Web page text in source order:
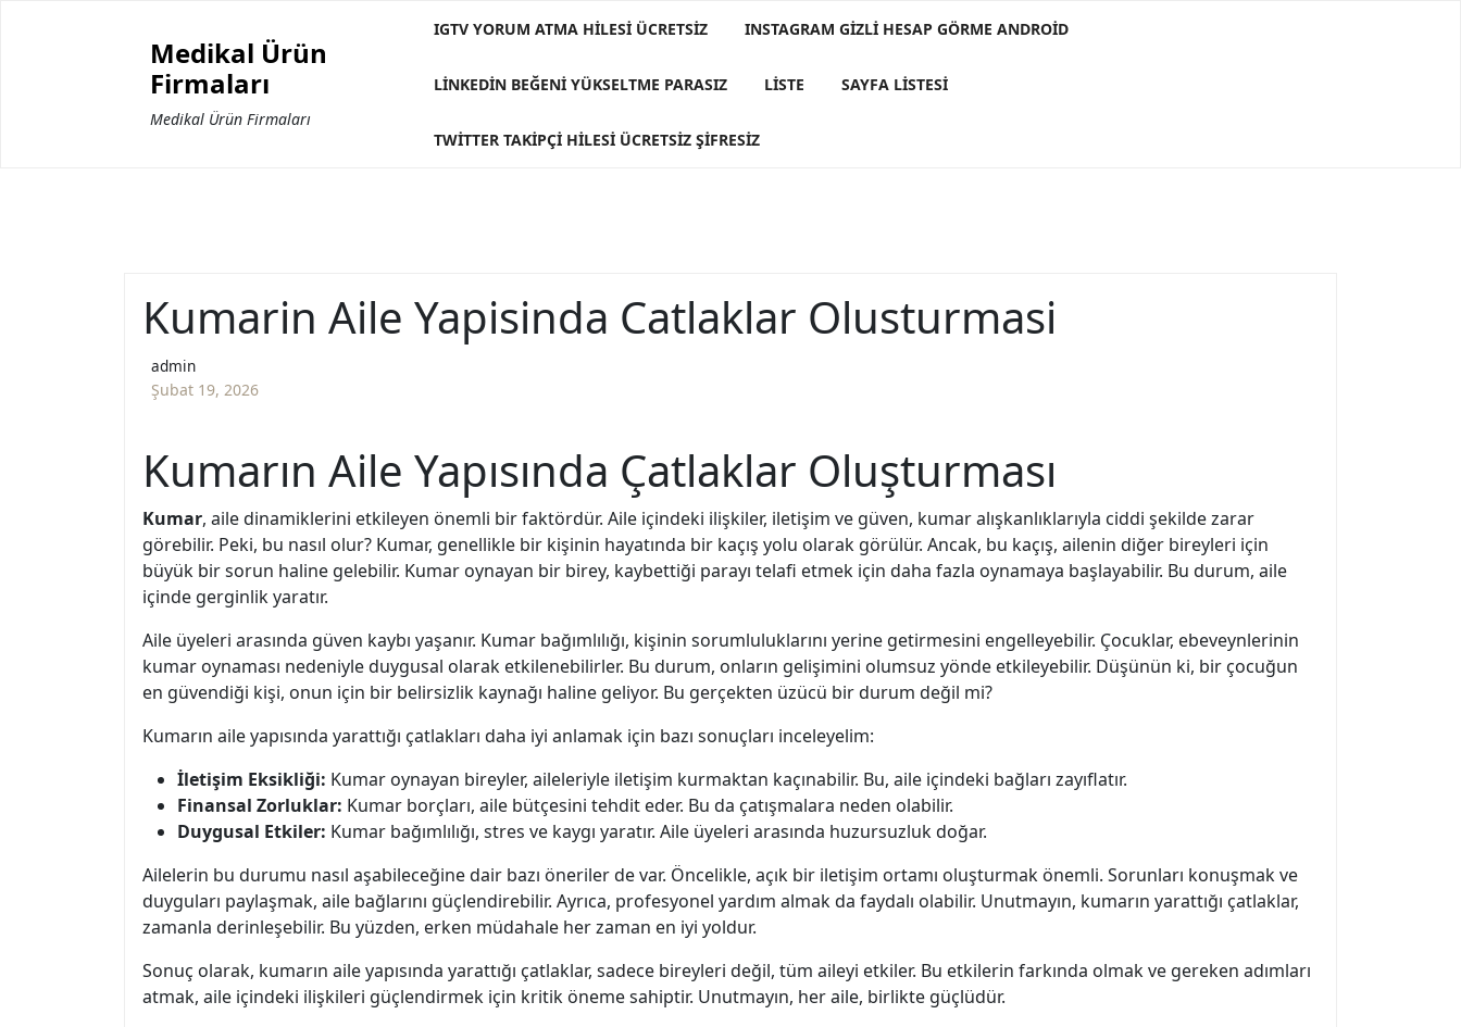
Medikal Ürün
Firmaları
Medikal Ürün Firmaları
IGTV YORUM ATMA HILESI ÜCRETSIZ INSTAGRAM GIZLI HESAP GÖRME ANDROID
LINKEDIN BEĞENI YÜKSELTME PARASIZ LISTE SAYFA LISTESI
TWITTER TAKIPÇI HILESI ÜCRETSIZ ŞIFRESIZ
Kumarin Aile Yapisinda Catlaklar Olusturmasi
admin
Şubat 19, 2026
Kumarın Aile Yapısında Çatlaklar Oluşturması
Kumar, aile dinamiklerini etkileyen önemli bir faktördür. Aile içindeki ilişkiler, iletişim ve güven, kumar alışkanlıklarıyla ciddi şekilde zarar
görebilir. Peki, bu nasıl olur? Kumar, genellikle bir kişinin hayatında bir kaçış yolu olarak görülür. Ancak, bu kaçış, ailenin diğer bireyleri için
büyük bir sorun haline gelebilir. Kumar oynayan bir birey, kaybettiği parayı telafi etmek için daha fazla oynamaya başlayabilir. Bu durum, aile
içinde gerginlik yaratır.
Aile üyeleri arasında güven kaybı yaşanır. Kumar bağımlılığı, kişinin sorumluluklarını yerine getirmesini engelleyebilir. Çocuklar, ebeveynlerinin
kumar oynaması nedeniyle duygusal olarak etkilenebilirler. Bu durum, onların gelişimini olumsuz yönde etkileyebilir. Düşünün ki, bir çocuğun
en güvendiği kişi, onun için bir belirsizlik kaynağı haline geliyor. Bu gerçekten üzücü bir durum değil mi?
Kumarın aile yapısında yarattığı çatlakları daha iyi anlamak için bazı sonuçları inceleyelim:
İletişim Eksikliği: Kumar oynayan bireyler, aileleriyle iletişim kurmaktan kaçınabilir. Bu, aile içindeki bağları zayıflatır.
Finansal Zorluklar: Kumar borçları, aile bütçesini tehdit eder. Bu da çatışmalara neden olabilir.
Duygusal Etkiler: Kumar bağımlılığı, stres ve kaygı yaratır. Aile üyeleri arasında huzursuzluk doğar.
Ailelerin bu durumu nasıl aşabileceğine dair bazı öneriler de var. Öncelikle, açık bir iletişim ortamı oluşturmak önemli. Sorunları konuşmak ve
duyguları paylaşmak, aile bağlarını güçlendirebilir. Ayrıca, profesyonel yardım almak da faydalı olabilir. Unutmayın, kumarın yarattığı çatlaklar,
zamanla derinleşebilir. Bu yüzden, erken müdahale her zaman en iyi yoldur.
Sonuç olarak, kumarın aile yapısında yarattığı çatlaklar, sadece bireyleri değil, tüm aileyi etkiler. Bu etkilerin farkında olmak ve gereken adımları
atmak, aile içindeki ilişkileri güçlendirmek için kritik öneme sahiptir. Unutmayın, her aile, birlikte güçlüdür.